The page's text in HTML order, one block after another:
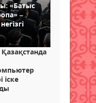
«Батыс
–
іске